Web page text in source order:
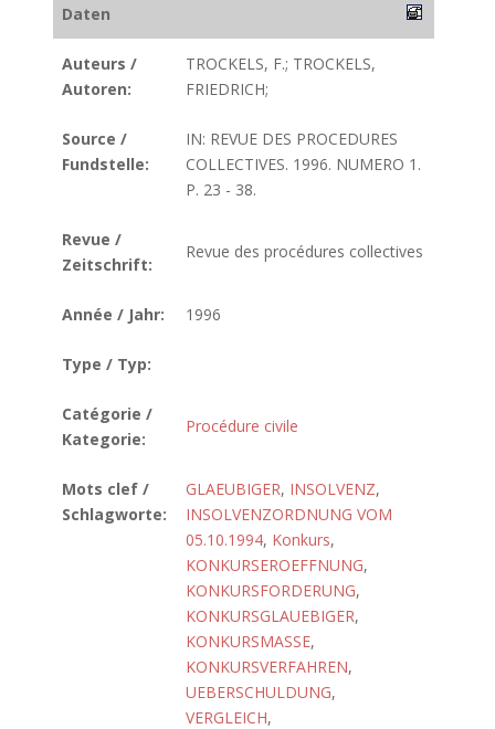
Daten
Auteurs /
Autoren:
TROCKELS, F.; TROCKELS,
FRIEDRICH;
Source /
Fundstelle:
IN: REVUE DES PROCEDURES
COLLECTIVES. 1996. NUMERO 1.
P. 23 - 38.
Revue /
Zeitschrift:
Revue des procédures collectives
Année / Jahr: 1996
Type / Typ:
Catégorie /
Kategorie:
Procédure civile
Mots clef /
Schlagworte:
GLAEUBIGER, INSOLVENZ,
INSOLVENZORDNUNG VOM
05.10.1994, Konkurs,
KONKURSEROEFFNUNG,
KONKURSFORDERUNG,
KONKURSGLAUEBIGER,
KONKURSMASSE,
KONKURSVERFAHREN,
UEBERSCHULDUNG,
VERGLEICH,